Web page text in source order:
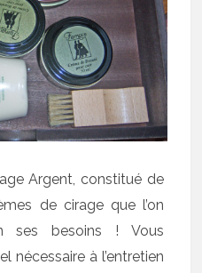
Argent, constitué de
de cirage que l’on
ses besoins ! Vous
nécessaire à l’entretien